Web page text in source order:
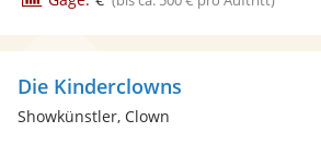
Die Kinderclowns
Showkünstler, Clown